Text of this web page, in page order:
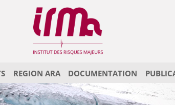
REGION ARA DOCUMENTATION